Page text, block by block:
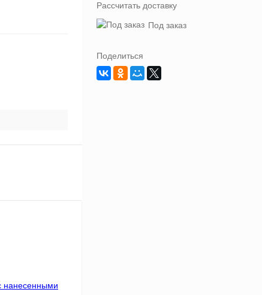
Рассчитать доставку
Под заказ
Поделиться